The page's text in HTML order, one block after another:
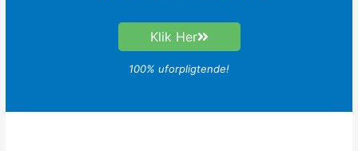
Klik Her
100% uforpligtende!